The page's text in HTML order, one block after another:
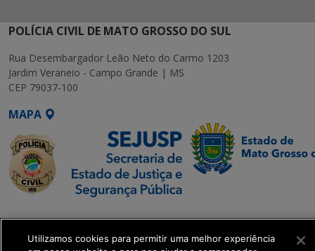
POLÍCIA CIVIL DE MATO GROSSO DO SUL
Rua Desembargador Leão Neto do Carmo 1203
Jardim Veraneio - Campo Grande | MS
CEP 79037-100
MAPA
SETDIG | Secretaria-
Executiva de
Utilizamos cookies para permitir uma melhor experiência